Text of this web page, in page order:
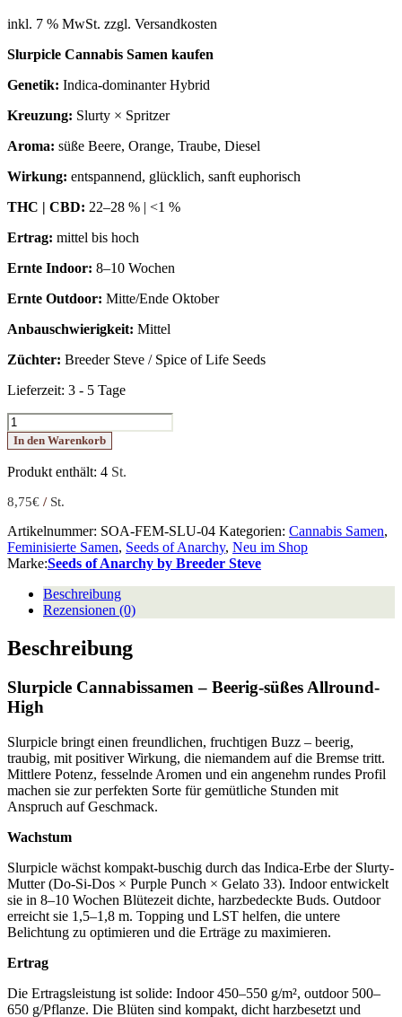
inkl. 7 % MwSt. zzgl. Versandkosten
Slurpicle Cannabis Samen kaufen
Genetik: Indica-dominanter Hybrid
Kreuzung: Slurty × Spritzer
Aroma: süße Beere, Orange, Traube, Diesel
Wirkung: entspannend, glücklich, sanft euphorisch
THC | CBD: 22–28 % | <1 %
Ertrag: mittel bis hoch
Ernte Indoor: 8–10 Wochen
Ernte Outdoor: Mitte/Ende Oktober
Anbauschwierigkeit: Mittel
Züchter: Breeder Steve / Spice of Life Seeds
Lieferzeit: 3 - 5 Tage
Slurpicle
Menge
In den Warenkorb
Produkt enthält: 4 St.
8,75€ / St.
Artikelnummer: SOA-FEM-SLU-04 Kategorien: Cannabis Samen,
Feminisierte Samen, Seeds of Anarchy, Neu im Shop
Marke:Seeds of Anarchy by Breeder Steve
Beschreibung
Rezensionen (0)
Beschreibung
Slurpicle Cannabissamen – Beerig-süßes Allround-
High
Slurpicle bringt einen freundlichen, fruchtigen Buzz – beerig,
traubig, mit positiver Wirkung, die niemandem auf die Bremse tritt.
Mittlere Potenz, fesselnde Aromen und ein angenehm rundes Profil
machen sie zur perfekten Sorte für gemütliche Stunden mit
Anspruch auf Geschmack.
Wachstum
Slurpicle wächst kompakt-buschig durch das Indica-Erbe der Slurty-
Mutter (Do-Si-Dos × Purple Punch × Gelato 33). Indoor entwickelt
sie in 8–10 Wochen Blütezeit dichte, harzbedeckte Buds. Outdoor
erreicht sie 1,5–1,8 m. Topping und LST helfen, die untere
Belichtung zu optimieren und die Erträge zu maximieren.
Ertrag
Die Ertragsleistung ist solide: Indoor 450–550 g/m², outdoor 500–
650 g/Pflanze. Die Blüten sind kompakt, dicht harzbesetzt und